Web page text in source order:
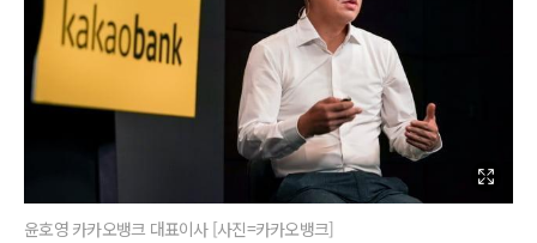
윤호영 카카오뱅크 대표이사 [사진=카카오뱅크]